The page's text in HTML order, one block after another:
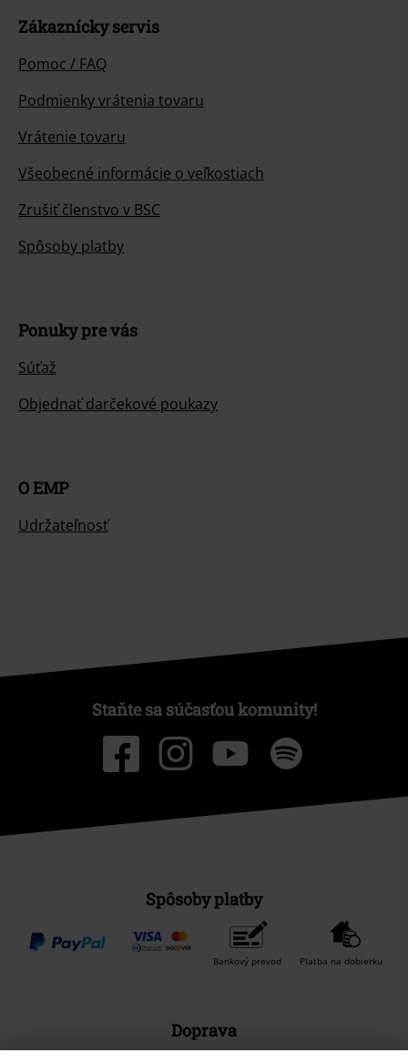
Zákaznícky servis
Pomoc / FAQ
Podmienky vrátenia tovaru
Vrátenie tovaru
Všeobecné informácie o veľkostiach
Zrušiť členstvo v BSC
Spôsoby platby
Ponuky pre vás
Súťaž
Objednať darčekové poukazy
O EMP
Udržateľnosť
Staňte sa súčasťou komunity!
Spôsoby platby
Bankový prevod Platba na dobierku
Doprava